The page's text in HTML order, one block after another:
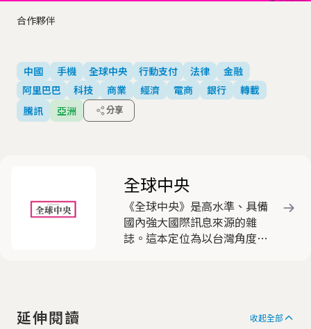
合作夥伴
中國 手機 全球中央 行動支付 法律
金融
阿里巴巴
科技 商業 經濟 電商 銀行
轉載
騰訊
亞洲 分享
全球中央
《全球中央》是高水準、具備
國內強大國際訊息來源的雜
誌。這本定位為以台灣角度看
客觀中立，有助於豐富國人國
延伸閱讀 收起全部